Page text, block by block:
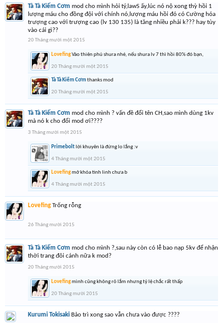
Tà Tà Kiếm Cơm mod cho mình hỏi tý,lawS ấy,lúc nó nộ xong thỳ hồi 1
lượng máu cho đồng đội với chính nó,lượng máu hồi đó có Cường hóa
trượng cao với trượng cao (lv 130 135) là tăng nhiều phải k??? hay tùy
vào cái gì??
20 Tháng mười một 2015
LovefingVào thiên phú shura nhé, nếu shura lv 7 thì hồi 80% đó bạn,
20 Tháng mười một 2015
Tà Tà Kiếm Cơmthanks mod
20 Tháng mười một 2015
Tà Tà Kiếm Cơm mod cho mình ? vấn đề đổi tên CH,sao mình dùng 1kv
mà nó k cho đổi mod ơi????
3 Tháng mười một 2015
Primebolt lời khuyên là đừng lo lắng :v
4 Tháng mười một 2015
Lovefingmở khóa tinh linh chưa b
4 Tháng mười một 2015
Lovefing Trống rỗng
26 Tháng mười 2015
Tà Tà Kiếm Cơm mod cho mình ?,sau này còn có lễ bao nạp 5kv để nhận
thời trang đôi cánh nữa k mod?
20 Tháng mười 2015
Lovefingmình cũng không rõ lắm nhưng tỷ lệ chắc rất thấp
20 Tháng mười 2015
Kurumi Tokisaki Bảo trì xong sao vẫn chưa vào được ????